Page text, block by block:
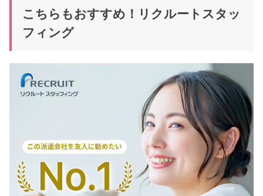
こちらもおすすめ！リクルートスタッ
フィング